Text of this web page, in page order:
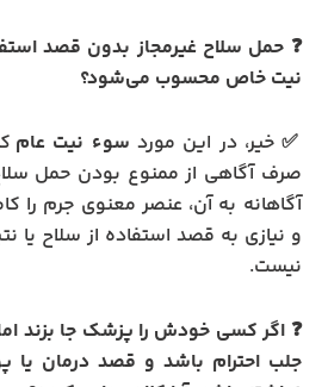
❓ حمل سلاح غیرمجاز بدون قصد
نیت خاص محسوب می‌شود؟
✅ خیر، در این مورد سوء نیت عام
صرف آگاهی از ممنوع بودن حمل
آگاهانه به آن، عنصر معنوی جرم را
و نیازی به قصد استفاده از سلاح یا
نیست.
❓ اگر کسی خودش را پزشک جا بزند
جلب احترام باشد و قصد درمان یا